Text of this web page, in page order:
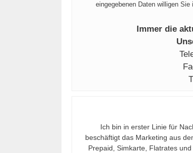
eingegebenen Daten willigen
Immer die
Ich bin in erster Linie für
beschäftigt das Marketing aus
Prepaid, Simkarte, Flatrates